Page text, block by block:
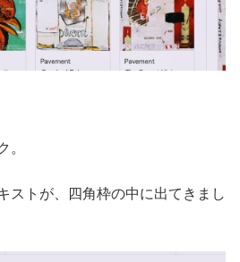
。
ストが、四角枠の中に出てきまし